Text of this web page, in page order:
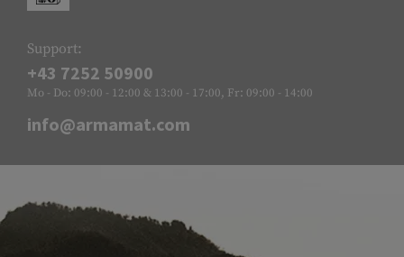
Support:
+43 7252 50900
Mo - Do: 09:00 - 12:00 & 13:00 - 17:00, Fr: 09:00 - 14:00
info@armamat.com